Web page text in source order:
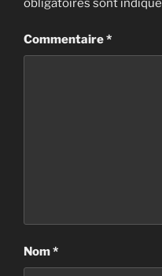
obligatoires sont
Commentaire*
Nom*